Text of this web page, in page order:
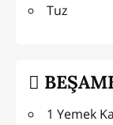
Tuz